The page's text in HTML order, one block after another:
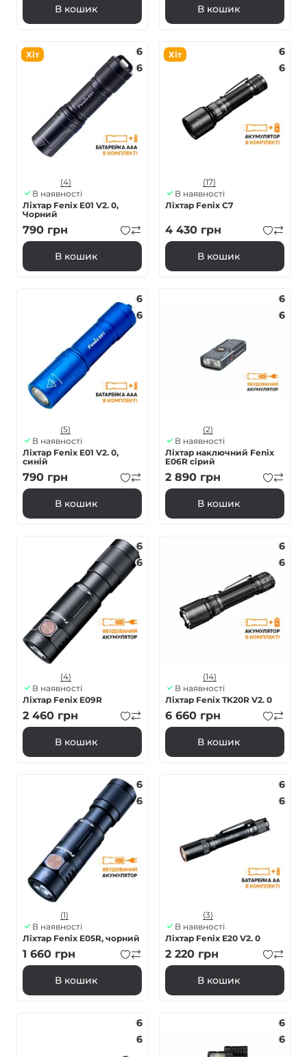
В кошик В кошик
Хіт
6
6
(4)
В наявності
Ліхтар Fenix E01 V2. 0,
Чорний
790 грн
В кошик
Хіт
6
6
(17)
В наявності
Ліхтар Fenix C7
4 430 грн
В кошик
6
6
(5)
В наявності
Ліхтар Fenix E01 V2. 0,
синій
790 грн
В кошик
6
6
(2)
В наявності
Ліхтар наключний Fenix
E06R сірий
2 890 грн
В кошик
6
6
(4)
В наявності
Ліхтар Fenix E09R
2 460 грн
В кошик
6
6
(14)
В наявності
Ліхтар Fenix TK20R V2. 0
6 660 грн
В кошик
6
6
(1)
В наявності
Ліхтар Fenix E05R, чорний
1 660 грн
В кошик
6
6
(3)
В наявності
Ліхтар Fenix E20 V2. 0
2 220 грн
В кошик
6
6
6
6